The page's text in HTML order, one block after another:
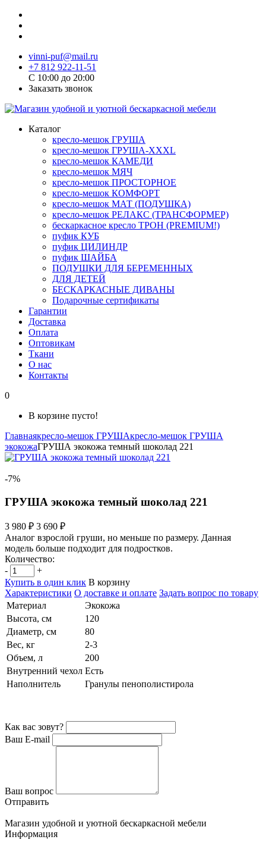
vinni-puf@mail.ru
+7 812 922-11-51
C 10:00 до 20:00
Заказать звонок
Каталог
кресло-мешок ГРУША
кресло-мешок ГРУША-XXXL
кресло-мешок КАМЕДИ
кресло-мешок МЯЧ
кресло-мешок ПРОСТОРНОЕ
кресло-мешок КОМФОРТ
кресло-мешок МАТ (ПОДУШКА)
кресло-мешок РЕЛАКС (ТРАНСФОРМЕР)
бескаркасное кресло ТРОН (PREMIUM!)
пуфик КУБ
пуфик ЦИЛИНДР
пуфик ШАЙБА
ПОДУШКИ ДЛЯ БЕРЕМЕННЫХ
ДЛЯ ДЕТЕЙ
БЕСКАРКАСНЫЕ ДИВАНЫ
Подарочные сертификаты
Гарантии
Доставка
Оплата
Оптовикам
Ткани
О нас
Контакты
0
В корзине пусто!
Главнаякресло-мешок ГРУШАкресло-мешок ГРУША
экокожаГРУША экокожа темный шоколад 221
-7%
ГРУША экокожа темный шоколад 221
3 980 ₽ 3 690 ₽
Аналог взрослой груши, но меньше по размеру. Данная
модель больше подходит для подростков.
Количество:
-
+
Купить в один клик В корзину
Характеристики О доставке и оплате Задать вопрос по товару
Материал
Экокожа
Высота, см
120
Диаметр, см
80
Вес, кг
2-3
Объем, л
200
Внутренний чехол Есть
Наполнитель
Гранулы пенополистирола
Как вас зовут?
Ваш E-mail
Ваш вопрос
Отправить
Магазин удобной и уютной бескаркасной мебели
Информация